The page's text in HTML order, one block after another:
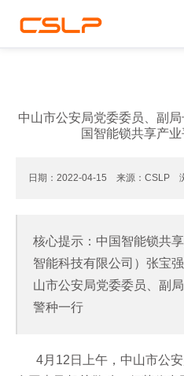
中山市公安局党委委员、副
国智能锁共享产
日期：2022-04-15 来源：CSLP
核心提示：中国智能锁共
智能科技有限公司）张宝
山市公安局党委委员、副
警种一行
4月12日上午，中山市公